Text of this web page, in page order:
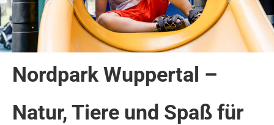
Nordpark Wuppertal –
Natur, Tiere und Spaß für